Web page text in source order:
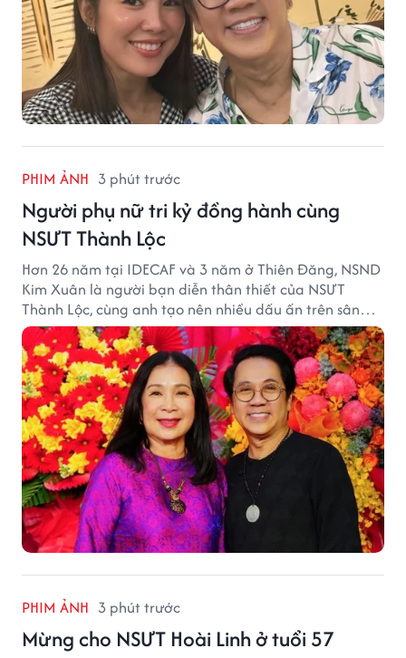
PHIM ẢNH 3 phút trước
Người phụ nữ tri kỷ đồng hành cùng
NSƯT Thành Lộc
Hơn 26 năm tại IDECAF và 3 năm ở Thiên Đăng, NSND
Kim Xuân là người bạn diễn thân thiết của NSƯT
Thành Lộc, cùng anh tạo nên nhiều dấu ấn trên sân
khấu.
PHIM ẢNH 3 phút trước
Mừng cho NSƯT Hoài Linh ở tuổi 57